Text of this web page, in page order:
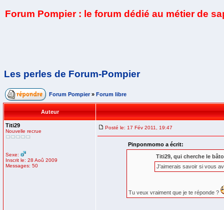
Forum Pompier : le forum dédié au métier de
Les perles de Forum-Pompier
Forum Pompier » Forum libre
Auteur
Titi29
Nouvelle recrue
Sexe:
Inscrit le: 28 Aoû 2009
Messages: 50
Posté le: 17 Fév 2011, 19:47
Pinponmomo a écrit:
Titi29, qui cherche le
J'aimerais savoir si vous
Tu veux vraiment que je te réponde ?